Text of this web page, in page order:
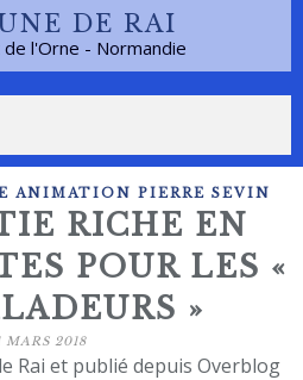
DE RAI
l'Orne - Normandie
ANIMATION PIERRE SEVIN
RICHE EN
POUR LES «
»
MARS 2018
Rai et publié depuis Overblog